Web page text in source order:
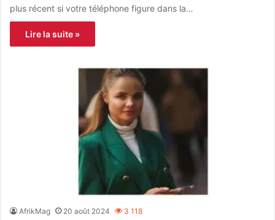
plus récent si votre téléphone figure dans la…
Lire la suite »
AfrikMag 20 août 2024 3 118